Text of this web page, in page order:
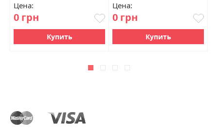
Цена:
0 грн
Купить
Цена:
0 грн
Купить